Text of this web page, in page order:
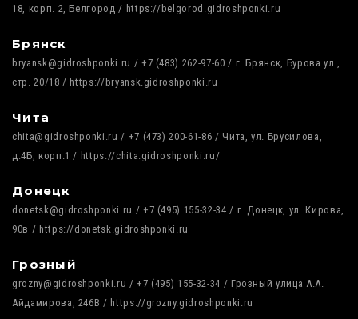
18, корп. 2, Белгород / https://belgorod.gidroshponki.ru
Брянск
bryansk@gidroshponki.ru / +7 (483) 262-97-60 / г. Брянск, Бурова ул.,
стр. 20/18 / https://bryansk.gidroshponki.ru
Чита
chita@gidroshponki.ru / +7 (473) 200-61-86 / Чита, ул. Брусилова,
д.4Б, корп.1 / https://chita.gidroshponki.ru/
Донецк
donetsk@gidroshponki.ru / +7 (495) 155-32-34 / г. Донецк, ул. Кирова,
90в / https://donetsk.gidroshponki.ru
Грозный
grozny@gidroshponki.ru / +7 (495) 155-32-34 / Грозный улица А.А.
Айдамирова, 246В / https://grozny.gidroshponki.ru